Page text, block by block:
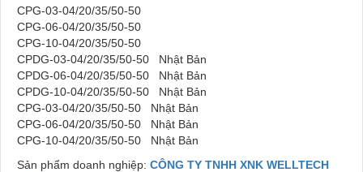
CPG-03-04/20/35/50-50
CPG-06-04/20/35/50-50
CPG-10-04/20/35/50-50
CPDG-03-04/20/35/50-50 Nhật Bản
CPDG-06-04/20/35/50-50 Nhật Bản
CPDG-10-04/20/35/50-50 Nhật Bản
CPG-03-04/20/35/50-50 Nhật Bản
CPG-06-04/20/35/50-50 Nhật Bản
CPG-10-04/20/35/50-50 Nhật Bản
Sản phẩm doanh nghiệp: CÔNG TY TNHH XNK WELLTECH